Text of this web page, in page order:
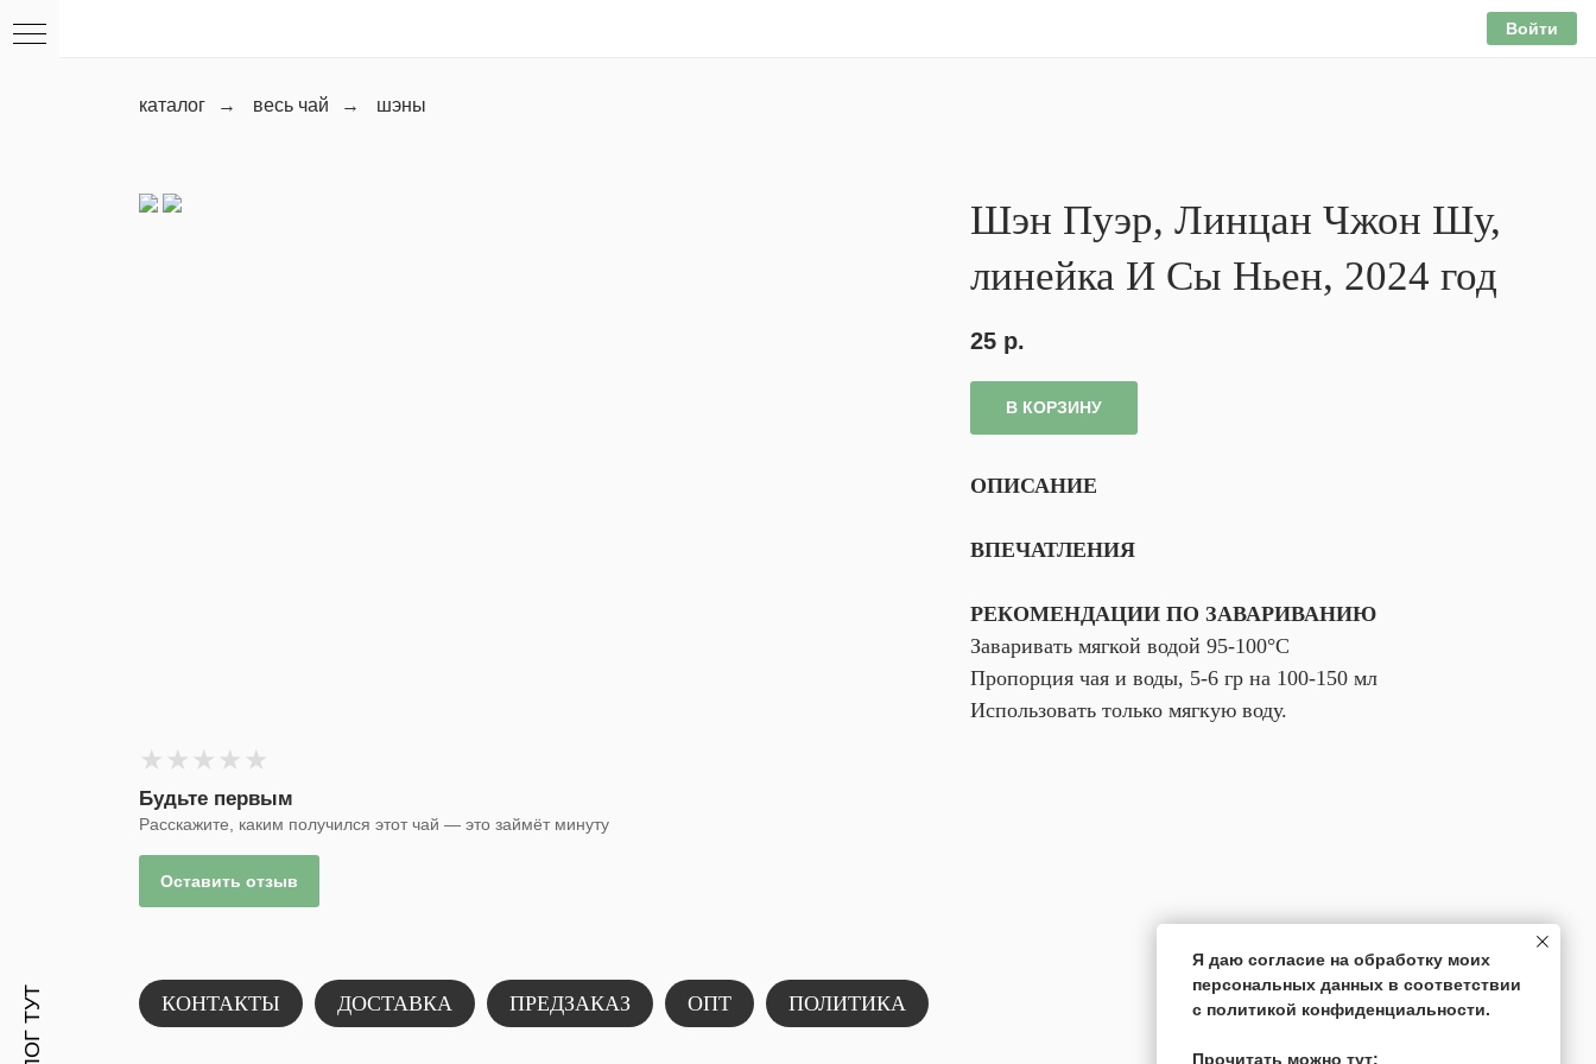
Войти
каталог → весь чай → шэны
Шэн Пуэр, Линцан Чжон Шу,
линейка И Сы Ньен, 2024 год
25 р.
В КОРЗИНУ
ОПИСАНИЕ
ВПЕЧАТЛЕНИЯ
РЕКОМЕНДАЦИИ ПО ЗАВАРИВАНИЮ
Заваривать мягкой водой 95-100°С
Пропорция чая и воды, 5-6 гр на 100-150 мл
Использовать только мягкую воду.
★ ★ ★ ★ ★
Будьте первым
Расскажите, каким получился этот чай — это займёт минуту
Оставить отзыв
КОНТАКТЫ ДОСТАВКА ПРЕДЗАКАЗ ОПТ ПОЛИТИКА
Я даю согласие на обработку моих
персональных данных в соответствии
с политикой конфиденциальности.
Прочитать можно тут: